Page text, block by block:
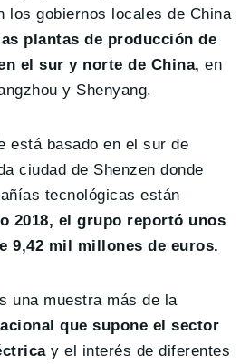
los gobiernos locales de China
plantas de producción de
el sur y norte de China, en
y Shenyang.
está basado en el sur de
ciudad de Shenzen donde
tecnológicas están
2018, el grupo reportó unos
9,42 mil millones de euros.
una muestra más de la
que supone el sector
y el interés de diferentes